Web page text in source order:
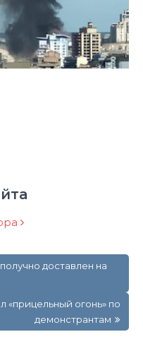
доставлен на
«прицельный огонь» по
демонстрантам